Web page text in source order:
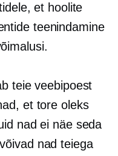
et hoolite
teenindamine
teie veebipoest
et tore oleks
nad ei näe seda
nad teiega